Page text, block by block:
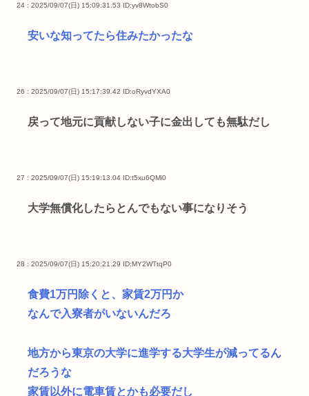
24 : 2025/09/07(日) 15:09:31.53 ID:yv8WtobS0
安いな知ってたら住みたかったな
26 : 2025/09/07(日) 15:17:39.42 ID:oRyvdYXA0
戻って地元に貢献しない子に金出しても無駄だし
27 : 2025/09/07(日) 15:19:13.04 ID:t5xu6QMi0
大学無償化したらとんでもない事になりそう
28 : 2025/09/07(日) 15:20:21.29 ID:MY2WTtqP0
食費1万円除くと、家賃2万円か
なんで入寮者がいないんだろ
地方から東京の大学に進学する大学生が減ってるん
だろうな
家賃以外に電車賃とかも必要だし